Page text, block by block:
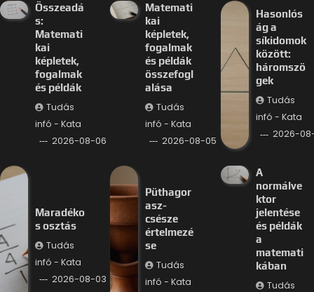
Összeadá
s:
Matemati
kai
képletek,
fogalmak
és példák
Tudás
infó - Kata
2026-08-06
Matemati
kai
képletek,
fogalmak
és példák
összefogl
alása
Tudás
infó - Kata
2026-08-05
Hasonlós
ág a
síkidomok
között:
háromszö
gek
Tudás
infó - Kata
2026-
Maradéko
s osztás
Tudás
infó - Kata
2026-08-03
Püthagor
asz-
csésze
értelmezé
se
Tudás
infó - Kata
A
normálve
ktor
jelentése
és példák
a
matemati
kában
Tudás